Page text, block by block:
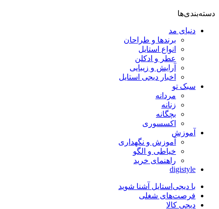
دسته‌بندی‌ها
دنیای مد
برندها و طراحان
انواع استایل
عطر و ادکلن
آرایش و زیبایی
اخبار دیجی استایل
سبک تو
مردانه
زنانه
بچگانه
اکسسوری
آموزش
آموزش و نگهداری
خیاطی و الگو
راهنمای خرید
digistyle
با دیجی‌استایل آشنا شوید
فرصت‌های شغلی
دیجی کالا